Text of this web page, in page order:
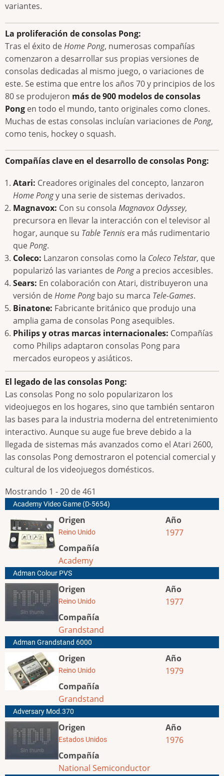
variantes.
La proliferación de consolas Pong:
Tras el éxito deHome Pong, numerosas compañías
comenzaron a desarrollar sus propias versiones de
consolas dedicadas al mismo juego, o variaciones de
este. Se estima que entre los años 70 y principios de los
80 se produjeron más de 900 modelos de consolas
Pong en todo el mundo, tanto originales como clones.
Muchas de estas consolas incluían variaciones dePong,
como tenis, hockey o squash.
Compañías clave en el desarrollo de consolas Pong:
Atari: Creadores originales del concepto, lanzaron
Home Pongy una serie de sistemas derivados.
Magnavox: Con su consola Magnavox Odyssey,
precursora en llevar la interacción con el televisor al
hogar, aunque su Table Tennis era más rudimentario
quePong.
Coleco: Lanzaron consolas como la Coleco Telstar, que
popularizó las variantes dePonga precios accesibles.
Sears: En colaboración con Atari, distribuyeron una
versión deHome Pongbajo su marca Tele-Games.
Binatone: Fabricante británico que produjo una
amplia gama de consolas Pong asequibles.
Philips y otras marcas internacionales: Compañías
como Philips adaptaron consolas Pong para
mercados europeos y asiáticos.
El legado de las consolas Pong:
Las consolas Pong no solo popularizaron los
videojuegos en los hogares, sino que también sentaron
las bases para la industria moderna del entretenimiento
interactivo. Aunque su auge fue breve debido a la
llegada de sistemas más avanzados como el Atari 2600,
las consolas Pong demostraron el potencial comercial y
cultural de los videojuegos domésticos.
Mostrando 1 - 20 de 461
Academy Video Game (D-5654)
Origen
Reino Unido
Compañía
Academy
Año
1977
Adman Colour PVS
Origen
Reino Unido
Compañía
Grandstand
Año
1977
Adman Grandstand 6000
Origen
Reino Unido
Compañía
Grandstand
Año
1979
Adversary Mod.370
Origen
Estados Unidos
Compañía
National Semiconductor
Año
1976